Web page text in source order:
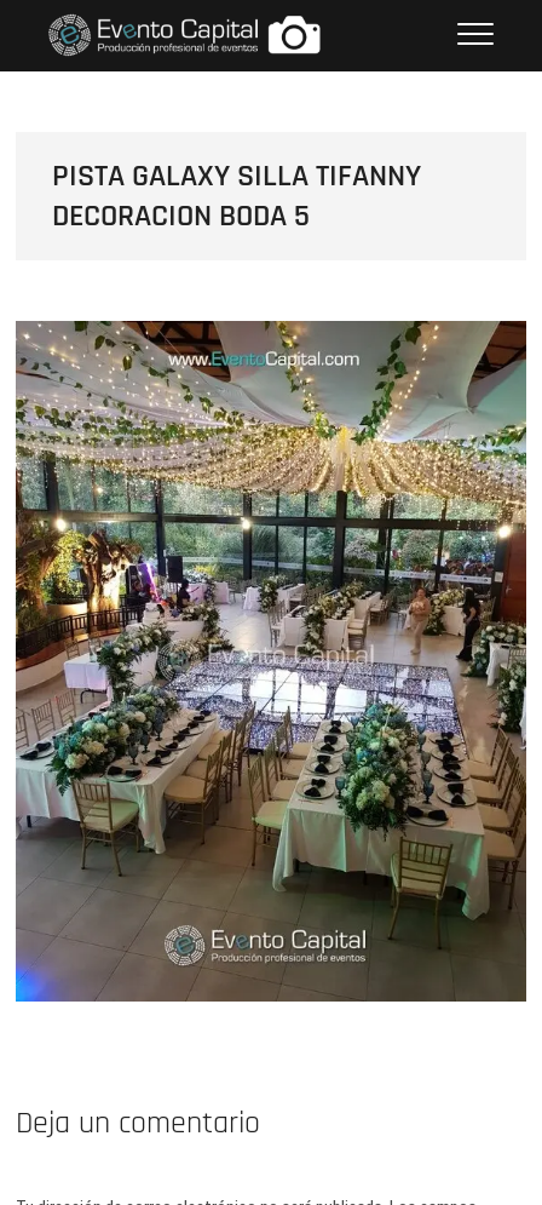
contenido
FOTOS GRUPO EMPRESARIAL
PISTA GALAXY SILLA TIFANNY
DECORACION BODA 5
Deja un comentario